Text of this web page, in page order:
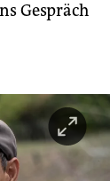
Gespräch